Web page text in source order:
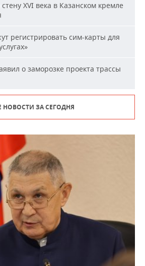
XVI века в Казанском кремле
регистрировать сим-карты для
о заморозке проекта трассы
НОВОСТИ ЗА СЕГОДНЯ